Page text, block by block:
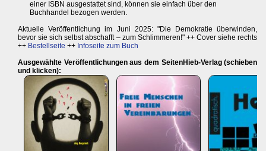
einer ISBN ausgestattet sind, können sie einfach über den
Buchhandel bezogen werden.
Aktuelle Veröffentlichung im Juni 2025: "Die Demokratie überwinden,
bevor sie sich selbst abschafft – zum Schlimmeren!" ++ Cover siehe rechts
++ Bestellseite ++ Infoseite zum Buch
Ausgewählte Veröffentlichungen aus dem SeitenHieb-Verlag (schieben
und klicken):